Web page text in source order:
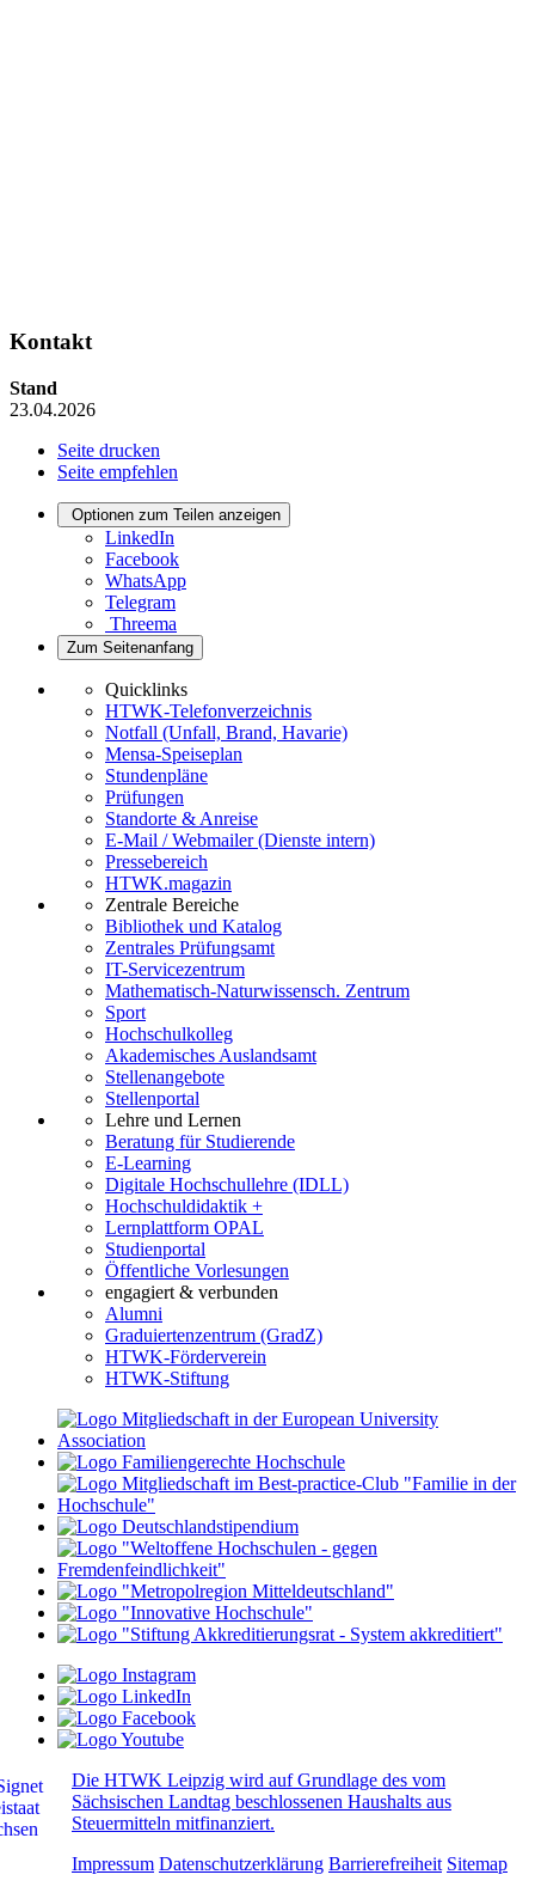
Kontakt
Stand
23.04.2026
Seite drucken
Seite empfehlen
Optionen zum Teilen anzeigen
LinkedIn
Facebook
WhatsApp
Telegram
Threema
Zum Seitenanfang
Quicklinks
HTWK-Telefonverzeichnis
Notfall (Unfall, Brand, Havarie)
Mensa-Speiseplan
Stundenpläne
Prüfungen
Standorte & Anreise
E-Mail / Webmailer (Dienste intern)
Pressebereich
HTWK.magazin
Zentrale Bereiche
Bibliothek und Katalog
Zentrales Prüfungsamt
IT-Servicezentrum
Mathematisch-Naturwissensch. Zentrum
Sport
Hochschulkolleg
Akademisches Auslandsamt
Stellenangebote
Stellenportal
Lehre und Lernen
Beratung für Studierende
E-Learning
Digitale Hochschullehre (IDLL)
Hochschuldidaktik +
Lernplattform OPAL
Studienportal
Öffentliche Vorlesungen
engagiert & verbunden
Alumni
Graduiertenzentrum (GradZ)
HTWK-Förderverein
HTWK-Stiftung
Die HTWK Leipzig wird auf Grundlage des vom
Sächsischen Landtag beschlossenen Haushalts aus
Steuermitteln mitfinanziert.
Impressum Datenschutzerklärung Barrierefreiheit Sitemap